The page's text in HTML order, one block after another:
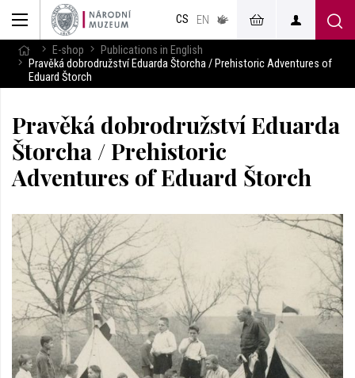
CS EN
v českém
jazyce
E-shop
Publications in English
Pravěká dobrodružství Eduarda Štorcha / Prehistoric Adventures of
Eduard Štorch
Pravěká dobrodružství Eduarda
Štorcha / Prehistoric
Adventures of Eduard Štorch